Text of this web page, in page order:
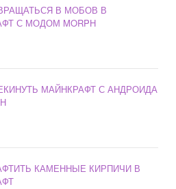
В МОБОВ В
С МОДОМ MORPH
МАЙНКРАФТ С АНДРОИДА
КАМЕННЫЕ КИРПИЧИ В